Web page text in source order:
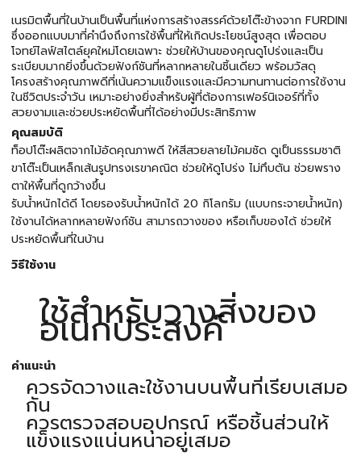
เนรมิตพื้นที่ในบ้านเป็นพื้นที่แห่งการสร้างสรรค์ด้วยโต๊ะข้างจาก FURDINI
ซึ่งออกแบบมาที่คำนึงถึงการใช้พื้นที่ให้เกิดประโยชน์สูงสุด เพื่อตอบ
โจทย์ไลฟ์สไตล์ยุคใหม่โดยเฉพาะ ช่วยให้บ้านของคุณดูโปร่งและเป็น
ระเบียบมากยิ่งขึ้นด้วยฟังก์ชันที่หลากหลายในชิ้นเดียว พร้อมวัสดุ
โครงสร้างคุณภาพดีที่เน้นความแข็งแรงและมีความทนทานต่อการใช้งาน
ในชีวิตประจำวัน เหมาะอย่างยิ่งสำหรับผู้ที่ต้องการเฟอร์นิเจอร์ที่ทั้ง
สวยงามและช่วยประหยัดพื้นที่ได้อย่างมีประสิทธิภาพ
คุณสมบัติ
ท็อปโต๊ะผลิตจากไม้อัดคุณภาพดี ให้สีสวยลายไม้คมชัด ดูเป็นธรรมชาติ
ขาโต๊ะเป็นเหล็กเส้นรูปทรงเรขาคณิต ช่วยให้ดูโปร่ง ไม่ทึบตัน ช่วยพราง
ตาให้พื้นที่ดูกว้างขึ้น
รับน้ำหนักได้ดี โดยรองรับน้ำหนักได้ 20 กิโลกรัม (แบบกระจายน้ำหนัก)
ใช้งานได้หลากหลายฟังก์ชัน สามารถวางของ หรือเก็บของได้ ช่วยให้
ประหยัดพื้นที่ในบ้าน
วิธีใช้งาน
ใช้สำหรับวางสิ่งของ
อเนกประสงค์
คำแนะนำ
ควรจัดวางและใช้งานบนพื้นที่เรียบเสมอ
กัน
ควรตรวจสอบอุปกรณ์ หรือชิ้นส่วนให้
แข็งแรงแน่นหนาอยู่เสมอ